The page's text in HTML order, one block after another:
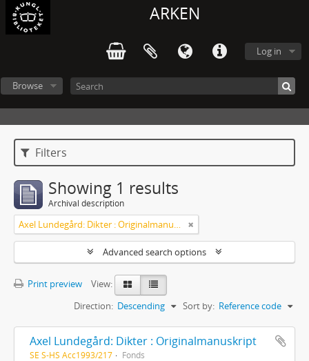
ARKEN
Log in
Browse
Filters
Showing 1 results
Archival description
Axel Lundegård: Dikter : Originalmanuskript
Advanced search options
Print preview
View:
Sort by: Reference code
Direction: Descending
Axel Lundegård: Dikter : Originalmanuskript
SE S-HS Acc1993/217 Fonds